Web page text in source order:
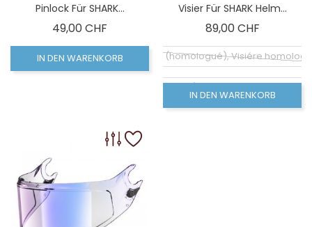
Pinlock Für SHARK...
49,00 CHF
IN DEN WARENKORB
Visier Für SHARK Helm...
89,00 CHFPreis
Klarer Bildschirm (homologué), Visiére
IN DEN WARENKORB